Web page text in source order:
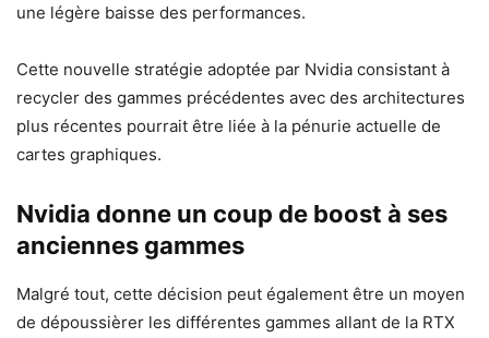
une légère baisse des performances.
Cette nouvelle stratégie adoptée par Nvidia consistant à
recycler des gammes précédentes avec des architectures
plus récentes pourrait être liée à la pénurie actuelle de
cartes graphiques.
Nvidia donne un coup de boost à ses
anciennes gammes
Malgré tout, cette décision peut également être un moyen
de dépoussièrer les différentes gammes allant de la RTX